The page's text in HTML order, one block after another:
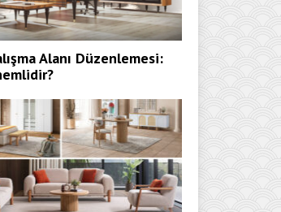
Alanı Düzenlemesi: